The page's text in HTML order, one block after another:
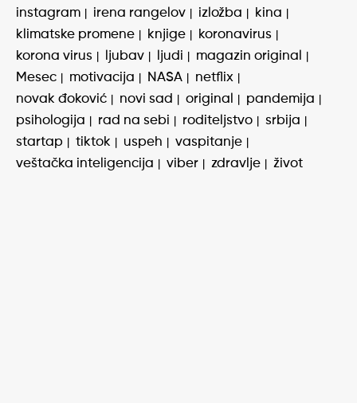
instagram
irena rangelov izložba
kina
klimatske promene
knjige
koronavirus
korona virus
ljubav ljudi
magazin original
Mesec
motivacija NASA
netflix
novak đoković
novi sad original
pandemija
psihologija
rad na sebi roditeljstvo
srbija
startap
tiktok uspeh
vaspitanje
veštačka inteligencija
viber zdravlje život